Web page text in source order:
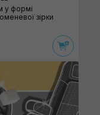
у формі
зірки